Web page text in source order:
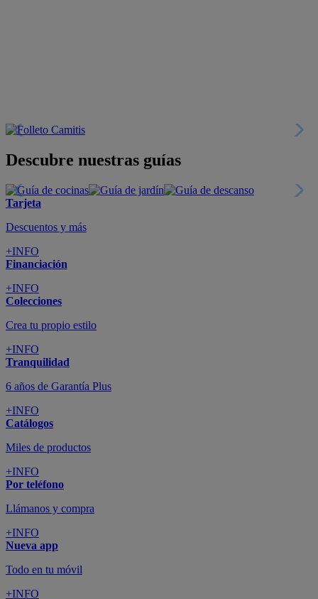
Descubre nuestras guías
Tarjeta
Descuentos y más
+INFO
Financiación
+INFO
Colecciones
Crea tu propio estilo
+INFO
Tranquilidad
6 años de Garantía Plus
+INFO
Catálogos
Miles de productos
+INFO
Por teléfono
Llámanos y compra
+INFO
Nueva app
Todo en tu móvil
+INFO